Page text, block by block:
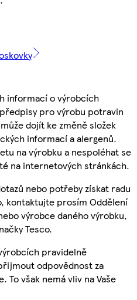
informací o výrobcích
pro výrobu potravin
dojít ke změně složek
informací a alergenů.
na výrobku a nespoléhat se
na internetových stránkách.
nebo potřeby získat radu
kontaktujte prosím Oddělení
výrobce daného výrobku,
Tesco.
pravidelně
odpovědnost za
To však nemá vliv na Vaše